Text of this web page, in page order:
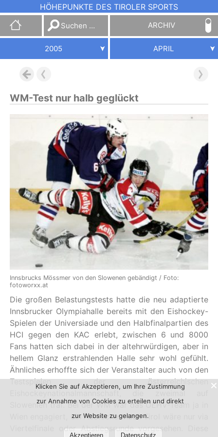
HÖHEPUNKTE DES TIROLER SPORTS
Suchen
nach:
ARCHIV
2005 APRIL
WM-Test nur halb geglückt
Innsbrucks Mössmer von den Slowenen gebändigt / Foto:
fotoworxx.at
Die großen Belastungstests hatte die neu adaptierte
Innsbrucker Olympiahalle bereits mit den Eishockey-
Spielen der Universiade und den Halbfinalpartien des
HCI gegen den KAC erlebt, zwischen 6 und 8000
Fans hatten sich dabei in der altehrwürdigen, aber in
hellem Glanz erstrahlenden Halle sehr wohl gefühlt.
Ähnliches erhoffte sich der Veranstalter auch von den
Testspielen der österreichischen
Eishockeynationalmannschaft, die zweimal auf
Slowenien traf. Bei der WM war das ÖEHV-Team ja in
Wien engagiert, ein Abstecher nach Tirol wäre nur via
Viertelfinale oder Abstiegsrunde vorgesehen. Diese
Klicken Sie auf Akzeptieren, um Ihre Zustimmung
zur Annahme von Cookies zu erteilen und direkt
zur Website zu gelangen.
Akzeptieren Datenschutz